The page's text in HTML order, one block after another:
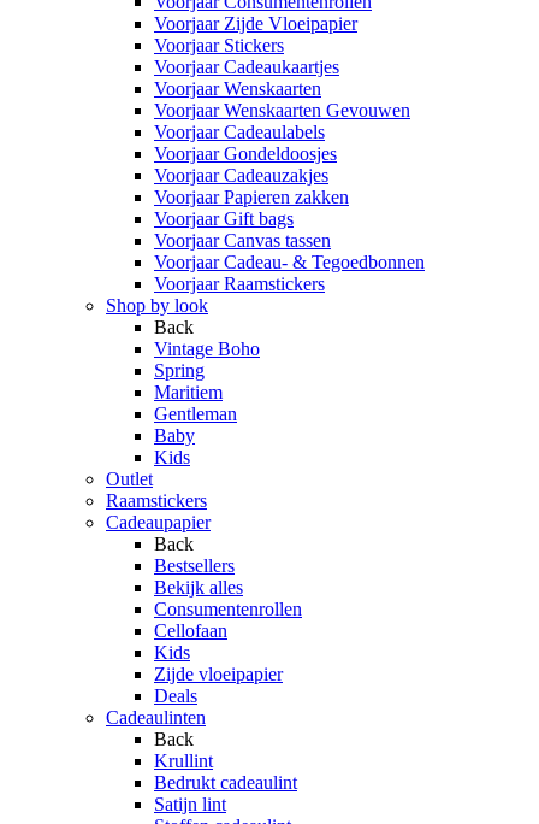
Voorjaar Zijde Vloeipapier
Voorjaar Stickers
Voorjaar Cadeaukaartjes
Voorjaar Wenskaarten
Voorjaar Wenskaarten Gevouwen
Voorjaar Cadeaulabels
Voorjaar Gondeldoosjes
Voorjaar Cadeauzakjes
Voorjaar Papieren zakken
Voorjaar Gift bags
Voorjaar Canvas tassen
Voorjaar Cadeau- & Tegoedbonnen
Voorjaar Raamstickers
Shop by look
Back
Vintage Boho
Spring
Maritiem
Gentleman
Baby
Kids
Outlet
Raamstickers
Cadeaupapier
Back
Bestsellers
Bekijk alles
Consumentenrollen
Cellofaan
Kids
Zijde vloeipapier
Deals
Cadeaulinten
Back
Krullint
Bedrukt cadeaulint
Satijn lint